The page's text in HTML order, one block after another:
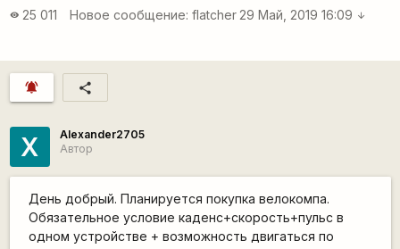
visibility 25 011 Новое сообщение: flatcher 29 Май, 2019 16:09 arrow_downward
notifications_active share
X
Alexander2705
Автор
День добрый. Планируется покупка велокомпа.
Обязательное условие каденс+скорость+пульс в
одном устройстве + возможность двигаться по